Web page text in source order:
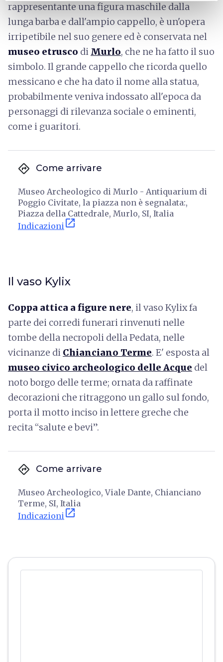
rappresentante una figura maschile dalla
lunga barba e dall'ampio cappello, è un'opera
irripetibile nel suo genere ed è conservata nel
museo etrusco di Murlo, che ne ha fatto il suo
simbolo. Il grande cappello che ricorda quello
messicano e che ha dato il nome alla statua,
probabilmente veniva indossato all'epoca da
personaggi di rilevanza sociale o eminenti,
come i guaritori.
directions Come arrivare
Museo Archeologico di Murlo - Antiquarium di
Poggio Civitate, la piazza non è segnalata:,
Piazza della Cattedrale, Murlo, SI, Italia
Indicazioni open_in_new
Il vaso Kylix
Coppa attica a figure nere, il vaso Kylix fa
parte dei corredi funerari rinvenuti nelle
tombe della necropoli della Pedata, nelle
vicinanze di Chianciano Terme. E' esposta al
museo civico archeologico delle Acque del
noto borgo delle terme; ornata da raffinate
decorazioni che ritraggono un gallo sul fondo,
porta il motto inciso in lettere greche che
recita “salute e bevi”.
directions Come arrivare
Museo Archeologico, Viale Dante, Chianciano
Terme, SI, Italia
Indicazioni open_in_new